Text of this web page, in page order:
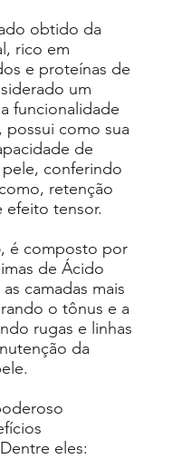
obtido da
rico em
e proteínas de
um
funcionalidade
possui como sua
de
conferindo
retenção
efeito tensor.
, é composto por
de Ácido
camadas mais
o tônus e a
rugas e linhas
da
eles: